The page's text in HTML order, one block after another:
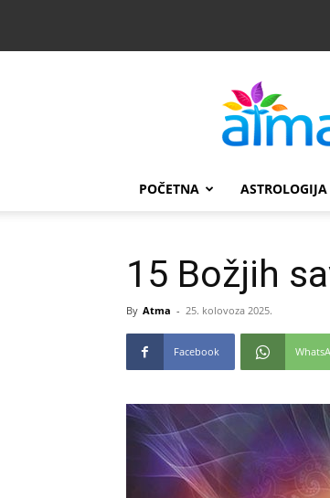
POČETNA ASTROLOGIJA
15 Božjih
By Atma - 25. kolovoza 2025.
Facebook